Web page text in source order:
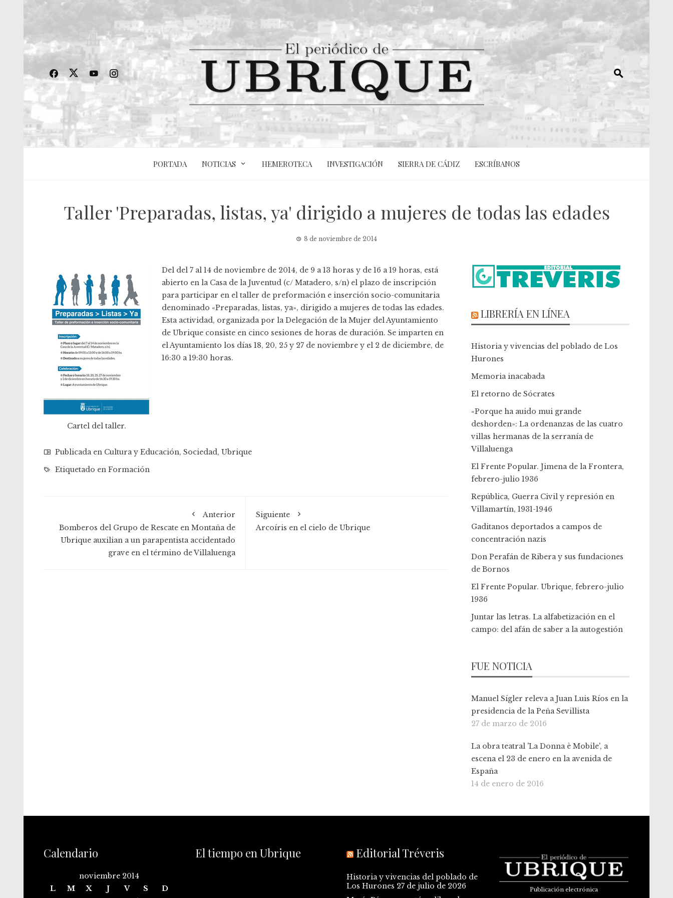
PORTADA NOTICIAS HEMEROTECA INVESTIGACIÓN SIERRA DE CÁDIZ ESCRÍBANOS
Taller 'Preparadas, listas, ya' dirigido a mujeres de todas las edades
8 de noviembre de 2014
Cartel del taller.
Del del 7 al 14 de noviembre de 2014, de 9 a 13 horas y de 16 a 19 horas, está
abierto en la Casa de la Juventud (c/ Matadero, s/n) el plazo de inscripción
para participar en el taller de preformación e inserción socio-comunitaria
denominado «Preparadas, listas, ya», dirigido a mujeres de todas las edades.
Esta actividad, organizada por la Delegación de la Mujer del Ayuntamiento
de Ubrique consiste en cinco sesiones de horas de duración. Se imparten en
el Ayuntamiento los días 18, 20, 25 y 27 de noviembre y el 2 de diciembre, de
16:30 a 19:30 horas.
Publicada en Cultura y Educación, Sociedad , Ubrique
Etiquetado en Formación
Anterior
Bomberos del Grupo de Rescate en Montaña de
Ubrique auxilian a un parapentista accidentado
grave en el término de Villaluenga
Siguiente
Arcoíris en el cielo de Ubrique
LIBRERÍA EN LÍNEA
Historia y vivencias del poblado de Los
Hurones
Memoria inacabada
El retorno de Sócrates
«Porque ha auido mui grande
deshorden»: La ordenanzas de las cuatro
villas hermanas de la serranía de
Villaluenga
El Frente Popular. Jimena de la Frontera,
febrero-julio 1936
República, Guerra Civil y represión en
Villamartín, 1931-1946
Gaditanos deportados a campos de
concentración nazis
Don Perafán de Ribera y sus fundaciones
de Bornos
El Frente Popular. Ubrique, febrero-julio
1936
Juntar las letras. La alfabetización en el
campo: del afán de saber a la autogestión
FUE NOTICIA
Manuel Sígler releva a Juan Luis Ríos en la
presidencia de la Peña Sevillista
27 de marzo de 2016
La obra teatral 'La Donna è Mobile', a
escena el 23 de enero en la avenida de
España
14 de enero de 2016
Calendario
noviembre 2014
L
M X J V S
D
El tiempo en Ubrique Editorial Tréveris
Historia y vivencias del poblado de
Los Hurones 27 de julio de 2026
Publicación electrónica